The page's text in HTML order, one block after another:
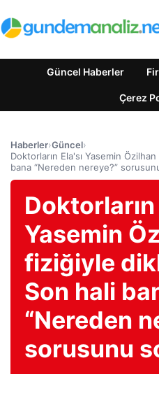
Güncel Haberler
Çerez
Haberler›Güncel›
Doktorların Ela'sı Yasemin
bana “Nereden nereye?”
Doktorların
Yasemin
fiziğiyle
Son hali
“Nereden
sorusunu